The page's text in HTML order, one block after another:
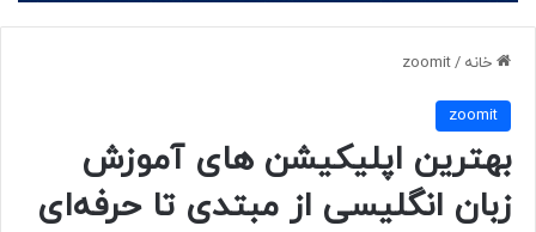
خانه /
zoomit
zoomit
بهترین اپلیکیشن های آموزش
زبان انگلیسی از مبتدی تا حرفه‌ای